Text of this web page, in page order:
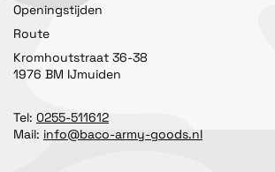
Openingstijden
Route
Kromhoutstraat 36-38
1976 BM IJmuiden
Tel: 0255-511612
Mail: info@baco-army-goods.nl